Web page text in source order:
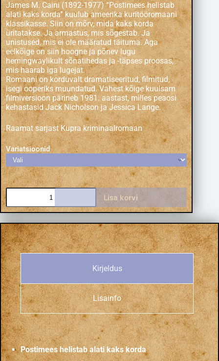
James M. Caini (1892-1977) “Postimees helistab
alati kaks korda” kuulub ameerika kuritööromaani
klassikasse. Siin on mõrv, mida kaks korda
üritatakse. Ja armastus, mis sõgestab. Ja
unistused, mis ei ole määratud täituma. Aga
eelkõige on siin hoogne ja põnev lugu
hemingwaylikult sõnatihedas ja -täpses proosas,
mis haarab iga lugejat.
Romaani on korduvalt dramatiseeritud, filmitud,
isegi ooperiks muundatud. Vahest kõige kuulsam
filmiversioon pärineb 1981. aastast, milles peaosi
kehastasid Jack Nicholson ja Jessica Lange.
Raamat sarjast Kupra kriminaalromaan
Variatsioonid
Lisa korvi
Kirjeldus
Lisainfo
Postimees helistab alati kaks korda